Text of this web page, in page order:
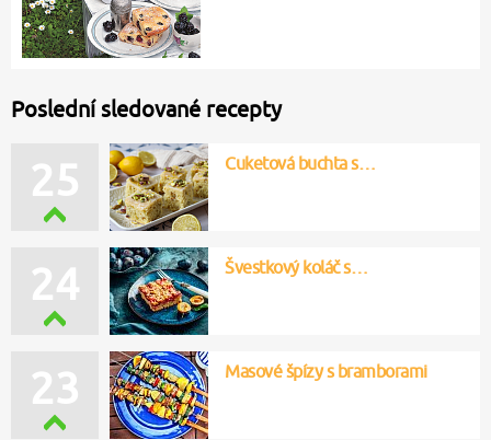
Poslední sledované recepty
25 Cuketová buchta s…
23 Masové špízy s bramborami
24 Švestkový koláč s…